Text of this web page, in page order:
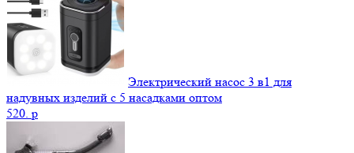
Электрический насос 3 в1 для
надувных изделий с 5 насадками оптом
520. p